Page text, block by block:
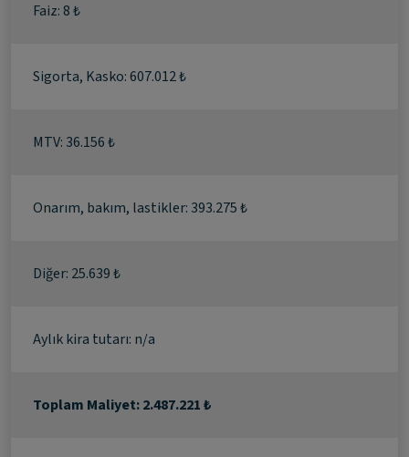
Faiz: 8 ₺
Sigorta, Kasko: 607.012 ₺
MTV: 36.156 ₺
Onarım, bakım, lastikler: 393.275 ₺
Diğer: 25.639 ₺
Aylık kira tutarı: n/a
Toplam Maliyet: 2.487.221 ₺